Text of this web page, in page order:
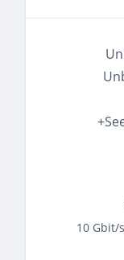
10 Gbit/